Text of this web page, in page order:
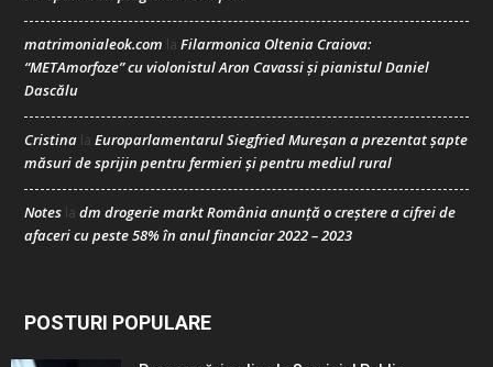
matrimonialeok.com la Filarmonica Oltenia Craiova:
“METAmorfoze” cu violonistul Aron Cavassi și pianistul Daniel
Dascălu
Cristina la Europarlamentarul Siegfried Mureșan a prezentat șapte
măsuri de sprijin pentru fermieri și pentru mediul rural
Notes la dm drogerie markt România anunță o creștere a cifrei de
afaceri cu peste 58% în anul financiar 2022 – 2023
POSTURI POPULARE